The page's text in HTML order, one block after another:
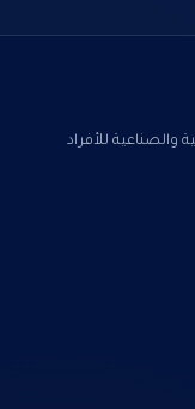
للأفراد